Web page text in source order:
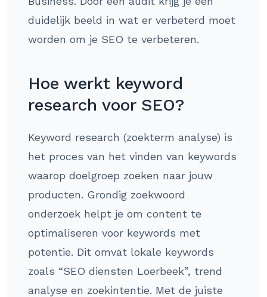
duidelijk beeld in wat er verbeterd moet
worden om je SEO te verbeteren.
Hoe werkt keyword
research voor SEO?
Keyword research (zoekterm analyse) is
het proces van het vinden van keywords
waarop doelgroep zoeken naar jouw
producten. Grondig zoekwoord
onderzoek helpt je om content te
optimaliseren voor keywords met
potentie. Dit omvat lokale keywords
zoals “SEO diensten Loerbeek”, trend
analyse en zoekintentie. Met de juiste